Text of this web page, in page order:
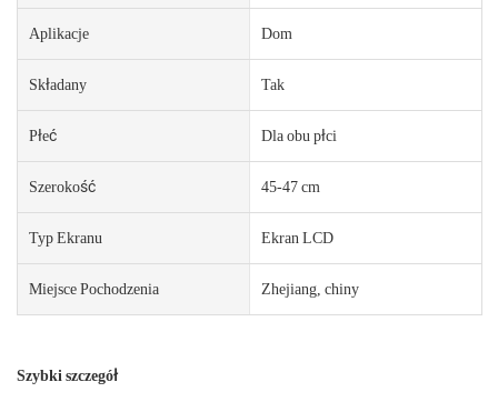
Aplikacje Dom
Składany Tak
Płeć Dla obu płci
Szerokość 45-47 cm
Typ Ekranu Ekran LCD
Miejsce Pochodzenia Zhejiang, chiny
Szybki szczegół